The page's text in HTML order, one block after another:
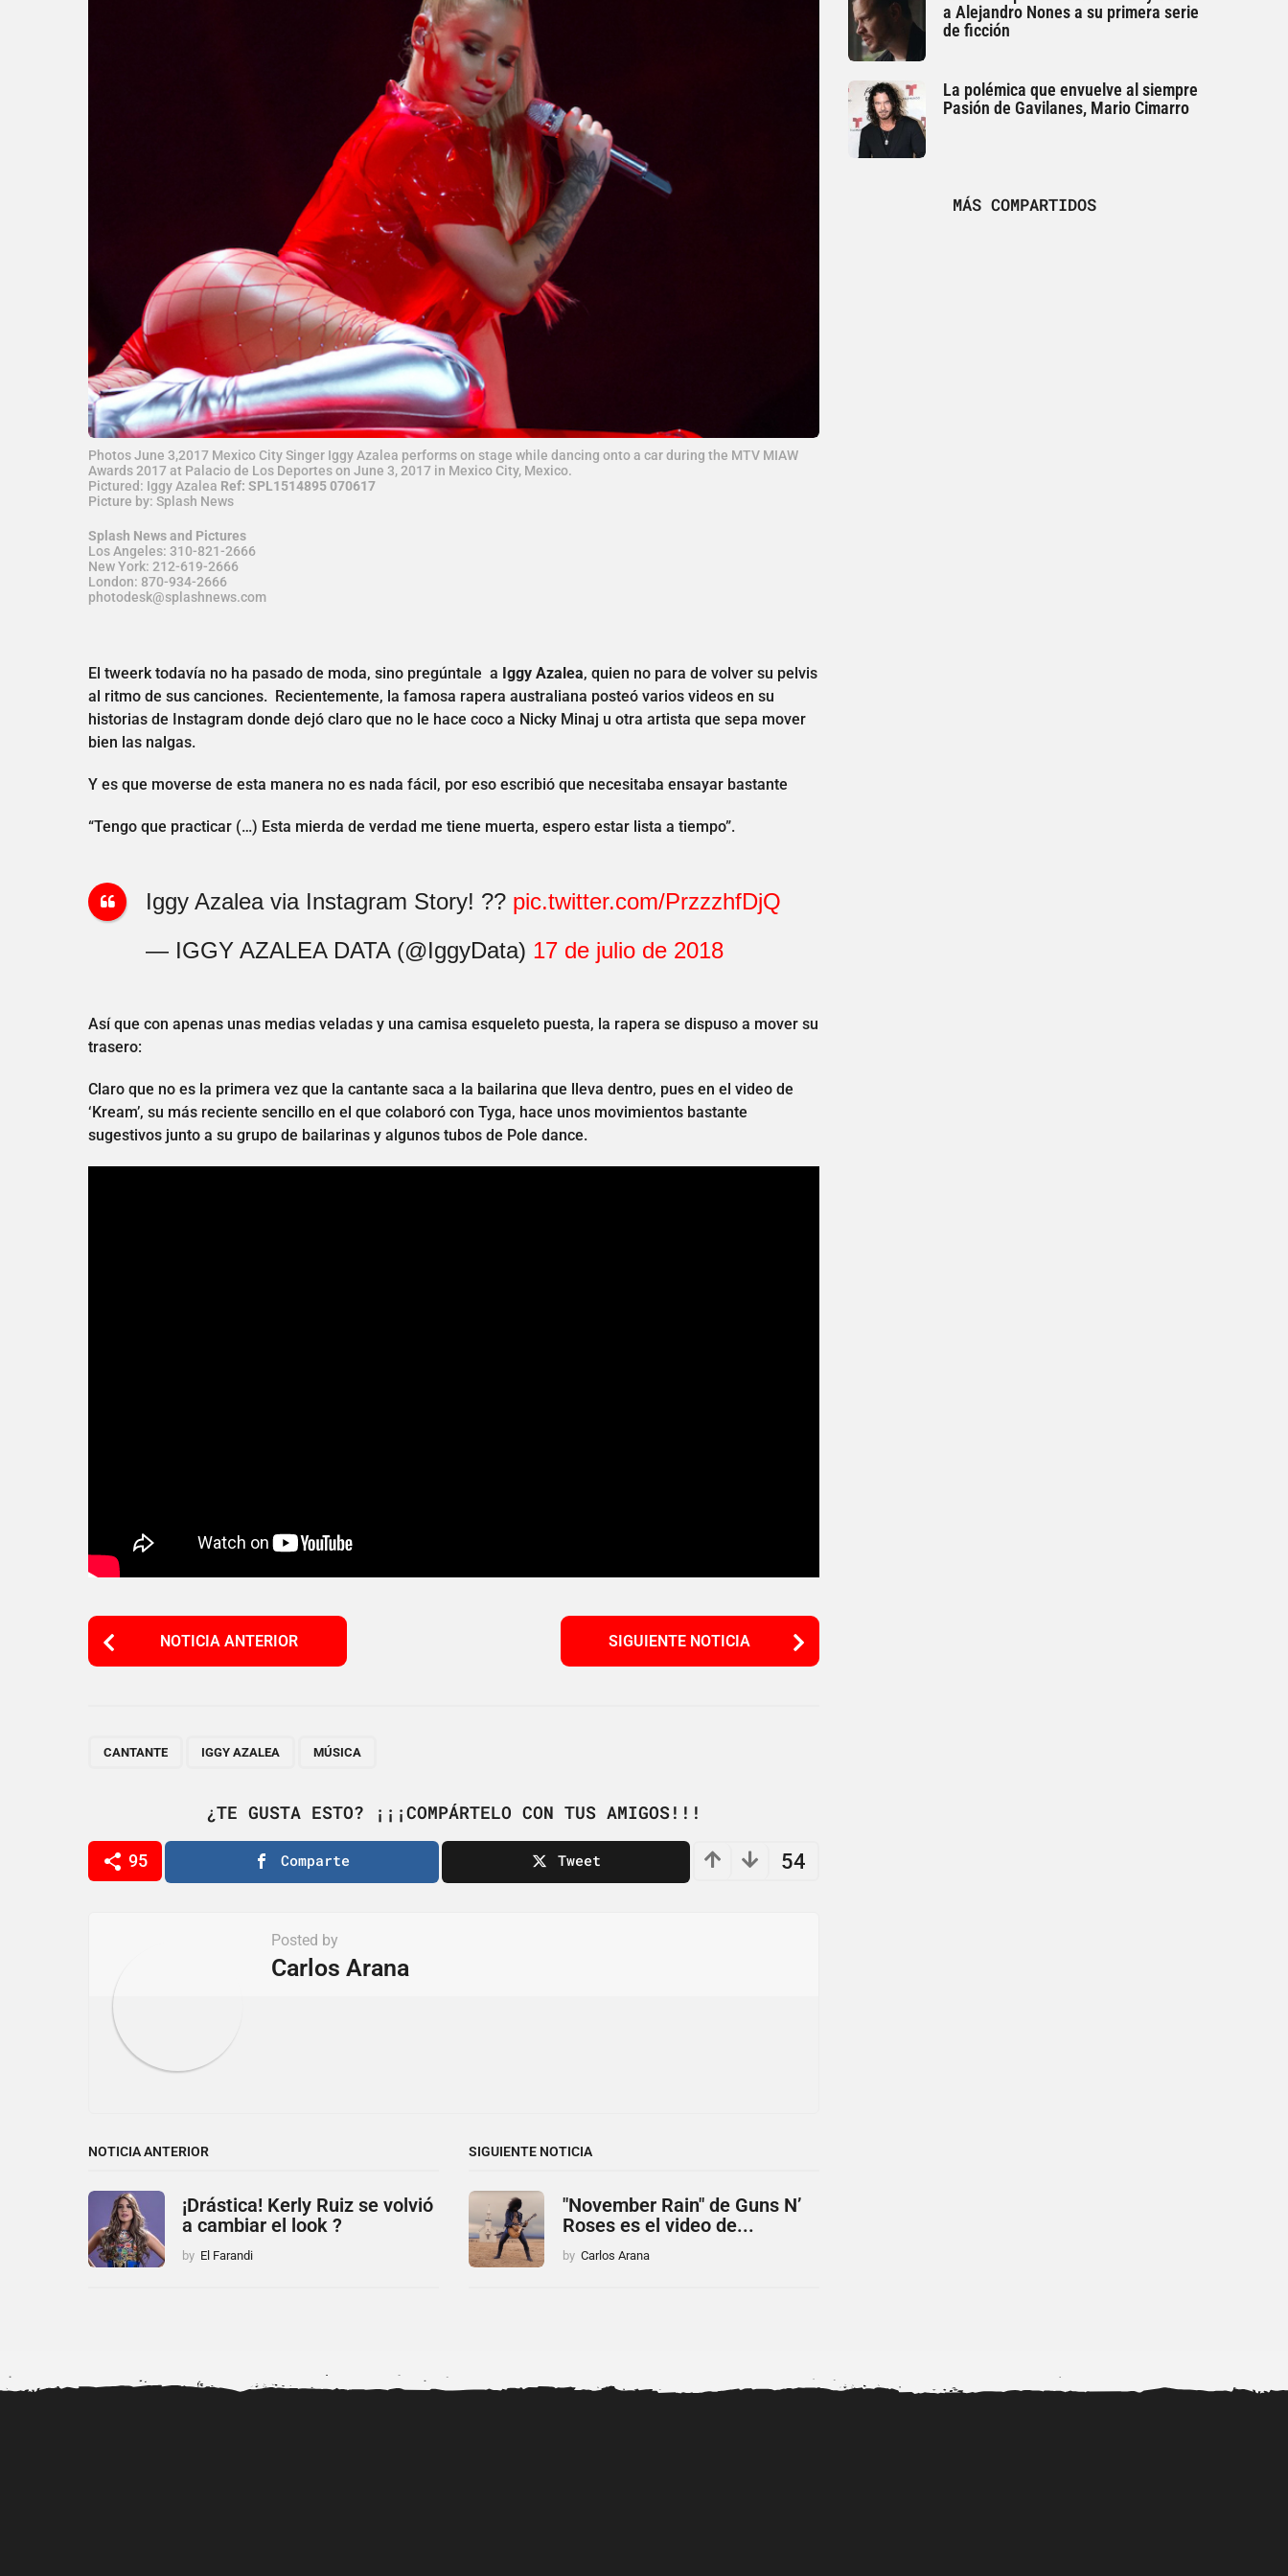
Photos June 3,2017 Mexico City Singer Iggy Azalea performs on stage while dancing onto a car during the MTV MIAW
Awards 2017 at Palacio de Los Deportes on June 3, 2017 in Mexico City, Mexico.
Pictured: Iggy Azalea Ref: SPL1514895 070617
Picture by: Splash News
Splash News and Pictures
Los Angeles: 310-821-2666
New York: 212-619-2666
London: 870-934-2666
photodesk@splashnews.com
El tweerk todavía no ha pasado de moda, sino pregúntale a Iggy Azalea, quien no para de volver su pelvis
al ritmo de sus canciones. Recientemente, la famosa rapera australiana posteó varios videos en su
historias de Instagram donde dejó claro que no le hace coco a Nicky Minaj u otra artista que sepa mover
bien las nalgas.
Y es que moverse de esta manera no es nada fácil, por eso escribió que necesitaba ensayar bastante
“Tengo que practicar (…) Esta mierda de verdad me tiene muerta, espero estar lista a tiempo”.
Iggy Azalea via Instagram Story! ?? pic.twitter.com/PrzzzhfDjQ
— IGGY AZALEA DATA (@IggyData) 17 de julio de 2018
Así que con apenas unas medias veladas y una camisa esqueleto puesta, la rapera se dispuso a mover su
trasero:
Claro que no es la primera vez que la cantante saca a la bailarina que lleva dentro, pues en el video de
‘Kream’, su más reciente sencillo en el que colaboró con Tyga, hace unos movimientos bastante
sugestivos junto a su grupo de bailarinas y algunos tubos de Pole dance.
P
o
P
i
n
NOTICIA ANTERIOR SIGUIENTE NOTICIA
CANTANTE IGGY AZALEA MÚSICA
¿TE GUSTA ESTO? ¡¡¡COMPÁRTELO CON TUS AMIGOS!!!
95 54
Comparte Tweet
Posted by
Carlos Arana
NOTICIA ANTERIOR
¡Drástica! Kerly Ruiz se volvió
a cambiar el look ?
by El Farandi
SIGUIENTE NOTICIA
"November Rain" de Guns N’
Roses es el video de...
by Carlos Arana
a Alejandro Nones a su primera serie
de ficción
La polémica que envuelve al siempre
Pasión de Gavilanes, Mario Cimarro
MÁS COMPARTIDOS